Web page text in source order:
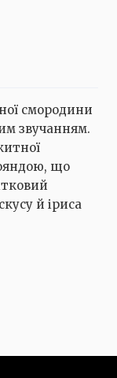
смородини
звучанням.
що
й іриса